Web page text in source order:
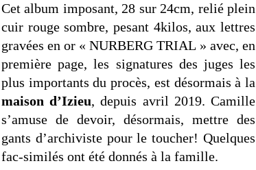
Cet album imposant, 28 sur 24cm, relié plein
cuir rouge sombre, pesant 4kilos, aux lettres
gravées en or « NURBERG TRIAL » avec, en
première page, les signatures des juges les
plus importants du procès, est désormais à la
maison d’Izieu, depuis avril 2019. Camille
s’amuse de devoir, désormais, mettre des
gants d’archiviste pour le toucher! Quelques
fac-similés ont été donnés à la famille.